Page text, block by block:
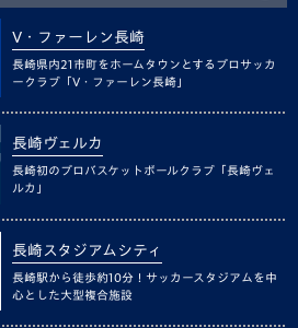
V・ファーレン長崎
長崎県内21市町をホームタウンとするプロサッカ
ークラブ「V・ファーレン長崎」
長崎ヴェルカ
長崎初のプロバスケットボールクラブ「長崎ヴェ
ルカ」
長崎スタジアムシティ
長崎駅から徒歩約10分！サッカースタジアムを中
心とした大型複合施設